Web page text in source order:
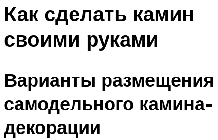
Как сделать камин
своими руками
Варианты размещения
самодельного камина-
декорации